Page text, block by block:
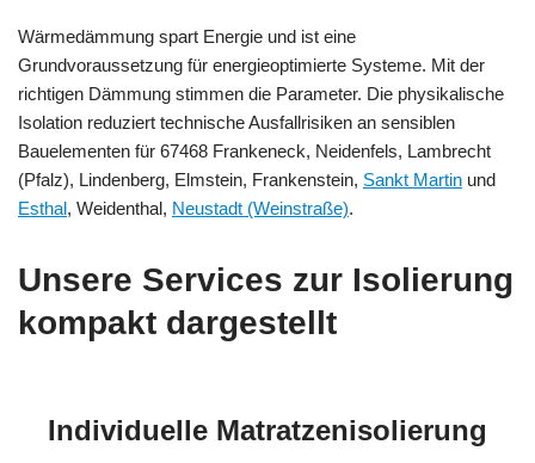
Wärmedämmung spart Energie und ist eine
Grundvoraussetzung für energieoptimierte Systeme. Mit der
richtigen Dämmung stimmen die Parameter. Die physikalische
Isolation reduziert technische Ausfallrisiken an sensiblen
Bauelementen für 67468 Frankeneck, Neidenfels, Lambrecht
(Pfalz), Lindenberg, Elmstein, Frankenstein, Sankt Martin und
Esthal, Weidenthal, Neustadt (Weinstraße).
Unsere Services zur Isolierung
kompakt dargestellt
Individuelle Matratzenisolierung